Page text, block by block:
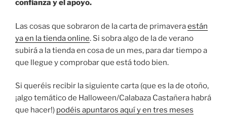
confianza y el apoyo.
Las cosas que sobraron de la carta de primaveraestán
ya en la tienda online. Si sobra algo de la de verano
subirá a la tienda en cosa de un mes, para dar tiempo a
que llegue y comprobar que está todo bien.
Si queréis recibir la siguiente carta (que es la de otoño,
¡algo temático de Halloween/Calabaza Castañera habrá
que hacer!) podéis apuntaros aquí y en tres meses